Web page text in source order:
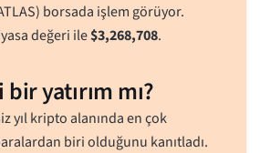
borsada işlem görüyor.
değeri ile$3,268,708.
yatırım mı?
yıl kripto alanında en çok
biri olduğunu kanıtladı.